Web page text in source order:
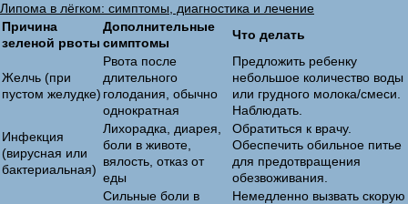
Липома в лёгком: симптомы, диагностика и лечение
Причина
зеленой рвоты
Дополнительные
симптомы
Что делать
Желчь (при
пустом желудке)
Рвота после
длительного
голодания, обычно
однократная
Предложить ребенку
небольшое количество воды
или грудного молока/смеси.
Наблюдать.
Инфекция
(вирусная или
бактериальная)
Лихорадка, диарея,
боли в животе,
вялость, отказ от
еды
Обратиться к врачу.
Обеспечить обильное питье
для предотвращения
обезвоживания.
Сильные боли в
Немедленно вызвать скорую